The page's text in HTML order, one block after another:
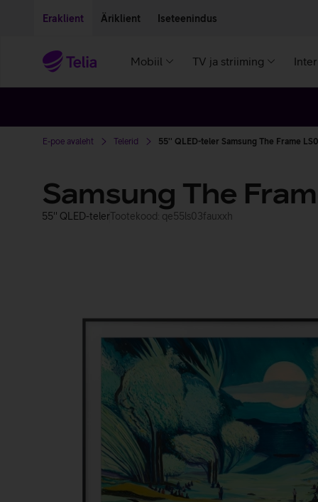
Eraklient Äriklient Iseteenindus
Mobiil TV ja striiming
E-poe avaleht Telerid 55'' QLED-teler Samsung The Frame
Samsung The
55'' QLED-telerTootekood: qe55ls03fauxxh